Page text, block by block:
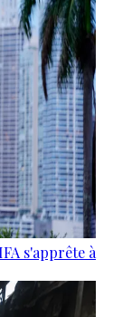
s'apprête à